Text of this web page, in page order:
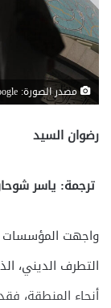
مصدر الصورة: Google
رضوان السيد
ترجمة: ياسر
واجهت المؤسسات
التطرف الديني،
أنحاء المنطقة،